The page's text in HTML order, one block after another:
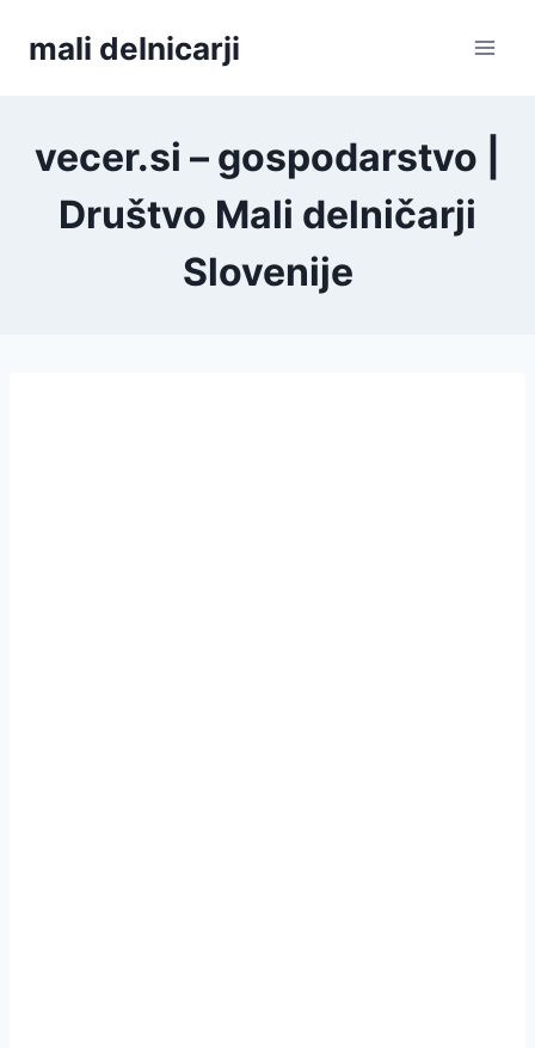
mali delnicarji
vecer.si – gospodarstvo |
Društvo Mali delničarji
Slovenije